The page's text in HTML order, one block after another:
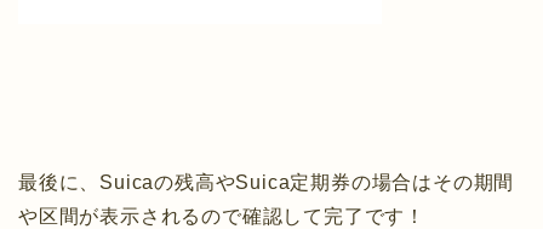
最後に、Suicaの残高やSuica定期券の場合はその期間
や区間が表示されるので確認して完了です！